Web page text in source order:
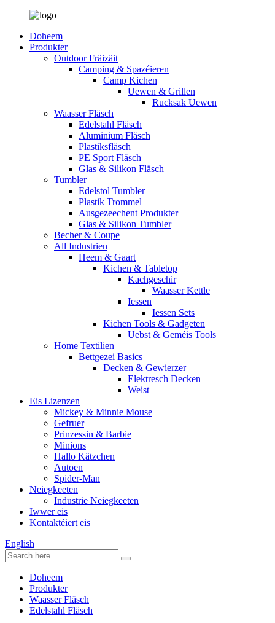
Doheem
Produkter
Outdoor Fräizäit
Camping & Spazéieren
Camp Kichen
Uewen & Grillen
Rucksak Uewen
Waasser Fläsch
Edelstahl Fläsch
Aluminium Fläsch
Plastiksfläsch
PE Sport Fläsch
Glas & Silikon Fläsch
Tumbler
Edelstol Tumbler
Plastik Trommel
Ausgezeechent Produkter
Glas & Silikon Tumbler
Becher & Coupe
All Industrien
Heem & Gaart
Kichen & Tabletop
Kachgeschir
Waasser Kettle
Iessen
Iessen Sets
Kichen Tools & Gadgeten
Uebst & Geméis Tools
Home Textilien
Bettgezei Basics
Decken & Gewierzer
Elektresch Decken
Weist
Eis Lizenzen
Mickey & Minnie Mouse
Gefruer
Prinzessin & Barbie
Minions
Hallo Kätzchen
Autoen
Spider-Man
Neiegkeeten
Industrie Neiegkeeten
Iwwer eis
Kontaktéiert eis
English
Doheem
Produkter
Waasser Fläsch
Edelstahl Fläsch